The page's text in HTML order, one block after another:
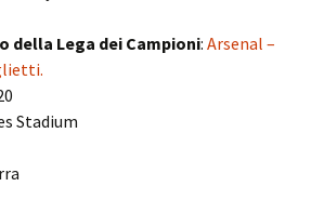
della Lega dei Campioni:Arsenal –
Stadium